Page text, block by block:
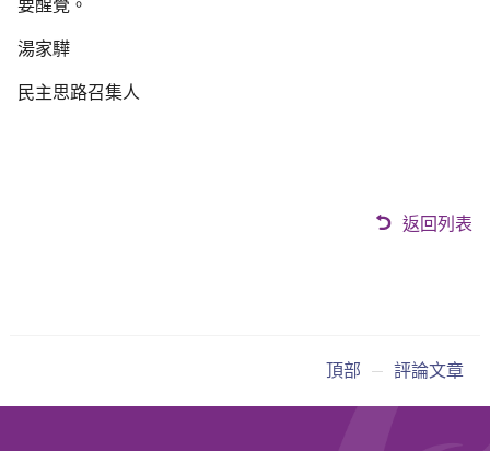
要醒覺。
湯家驊
民主思路召集人
返回列表
頂部 評論文章